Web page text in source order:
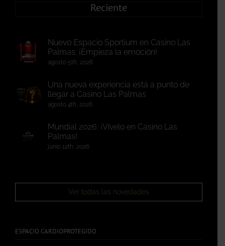
Reciente
Nuevo Espacio Sportium en Casino Las
Palmas: ¡Empieza la emoción!
agosto 5th, 2026
Una nueva experiencia está a punto de
llegar a Casino Las Palmas
agosto 4th, 2026
Mundial 2026: ¡Vívelo en Casino Las
Palmas!
junio 12th, 2026
Ver todas las novedades
ESPACIO CARDIOPROTEGIDO